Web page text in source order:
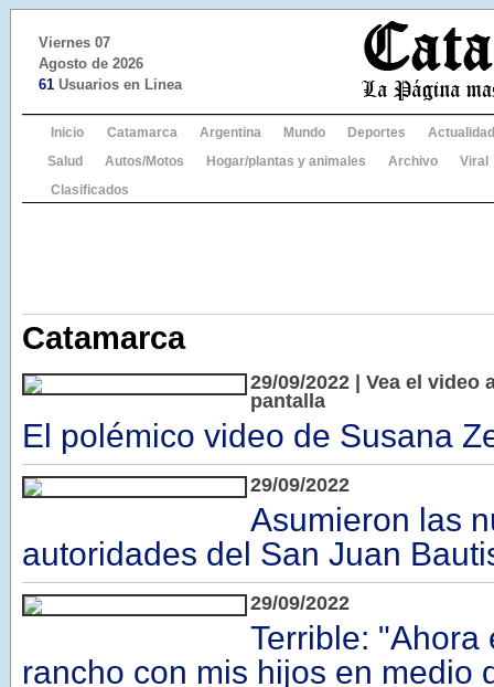
Viernes 07
Agosto de 2026
61 Usuarios en Linea
Inicio Catamarca Argentina Mundo Deportes
Actualidad
Salud
Autos/Motos Hogar/plantas y animales Archivo
Viral
Clasificados
Catamarca
29/09/2022 | Vea el video
pantalla
El polémico video de Susana
29/09/2022
Asumieron las
autoridades del San Juan
29/09/2022
Terrible: "Ahora
rancho con mis hijos en medio